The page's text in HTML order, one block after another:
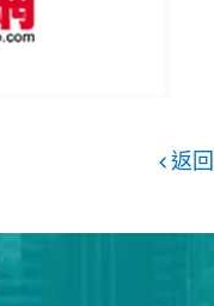
返回